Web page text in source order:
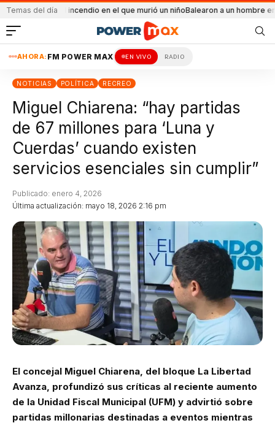
Temas del día
el incendio en el que murió un niñoBalearon a un hombre en un
AHORA: FM POWER MAX EN VIVO RADIO
NOTICIAS POLÍTICA RECREO
Miguel Chiarena: “hay partidas
de 67 millones para ‘Luna y
Cuerdas’ cuando existen
servicios esenciales sin cumplir”
Última actualización: mayo 18, 2026 2:16 pm
Publicado: enero 4, 2026
El concejal Miguel Chiarena, del bloque La Libertad
Avanza, profundizó sus críticas al reciente aumento
de la Unidad Fiscal Municipal (UFM) y advirtió sobre
partidas millonarias destinadas a eventos mientras